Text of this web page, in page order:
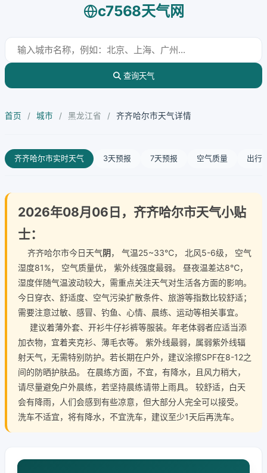
c7568天气网
查询天气
首页 / 城市 / 黑龙江省 / 齐齐哈尔市天气详情
齐齐哈尔市实时天气 3天预报 7天预报 空气质量 出行
2026年08月06日，齐齐哈尔市天气小贴
士：
齐齐哈尔市今日天气阴， 气温25~33℃， 北风5-6级， 空气
湿度81%， 空气质量优， 紫外线强度最弱。 昼夜温差达8℃，
湿度伴随气温波动较大，需重点关注天气对生活各方面的影响。
今日穿衣、舒适度、空气污染扩散条件、旅游等指数比较舒适；
需要注意过敏、感冒、钓鱼、心情、晨练、运动等相关事宜。
建议着薄外套、开衫牛仔衫裤等服装。年老体弱者应适当添
加衣物，宜着夹克衫、薄毛衣等。 紫外线最弱，属弱紫外线辐
射天气，无需特别防护。若长期在户外，建议涂擦SPF在8-12之
间的防晒护肤品。 在晨练方面，不宜，有降水，且风力稍大，
请尽量避免户外晨练，若坚持晨练请带上雨具。 较舒适，白天
会有降雨，人们会感到有些凉意，但大部分人完全可以接受。
洗车不适宜，将有降水，不宜洗车，建议至少1天后再洗车。